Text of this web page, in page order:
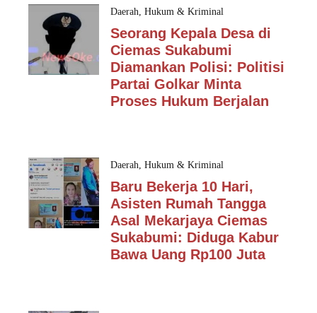
Daerah, Hukum & Kriminal
Seorang Kepala Desa di
Ciemas Sukabumi
Diamankan Polisi: Politisi
Partai Golkar Minta
Proses Hukum Berjalan
Daerah, Hukum & Kriminal
Baru Bekerja 10 Hari,
Asisten Rumah Tangga
Asal Mekarjaya Ciemas
Sukabumi: Diduga Kabur
Bawa Uang Rp100 Juta